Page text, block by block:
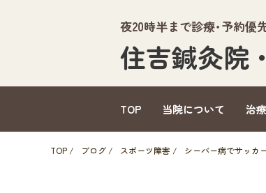
夜20時半まで診療･予約優
住吉鍼灸院
TOP 当院について 治
TOP / ブログ / スポーツ障害 / シーバー病でサッカ